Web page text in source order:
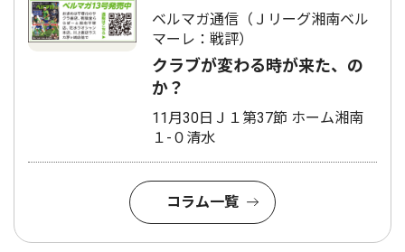
ベルマガ通信（Ｊリーグ湘南ベル
マーレ：戦評）
クラブが変わる時が来た、の
か？
11月30日Ｊ１第37節 ホーム湘南
１-０清水
コラム一覧